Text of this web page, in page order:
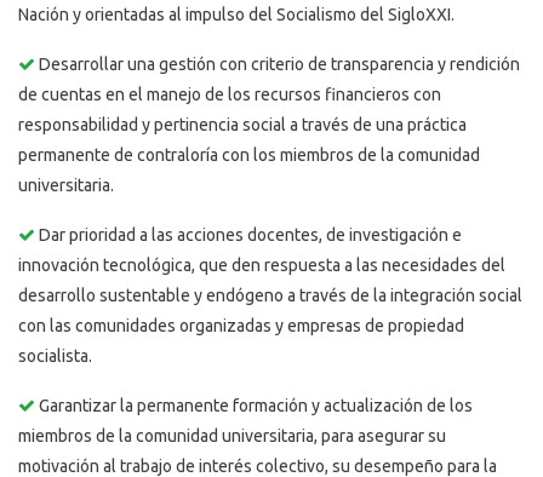
Nación y orientadas al impulso del Socialismo del SigloXXI.
Desarrollar una gestión con criterio de transparencia y rendición
de cuentas en el manejo de los recursos financieros con
responsabilidad y pertinencia social a través de una práctica
permanente de contraloría con los miembros de la comunidad
universitaria.
Dar prioridad a las acciones docentes, de investigación e
innovación tecnológica, que den respuesta a las necesidades del
desarrollo sustentable y endógeno a través de la integración social
con las comunidades organizadas y empresas de propiedad
socialista.
Garantizar la permanente formación y actualización de los
miembros de la comunidad universitaria, para asegurar su
motivación al trabajo de interés colectivo, su desempeño para la